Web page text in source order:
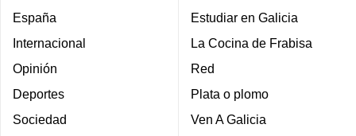
España
Internacional
Opinión
Deportes
Sociedad
Estudiar en Galicia
La Cocina de Frabisa
Red
Plata o plomo
Ven A Galicia